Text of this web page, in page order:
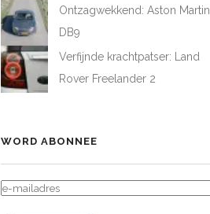
Ontzagwekkend: Aston Martin
DB9
Verfijnde krachtpatser: Land
Rover Freelander 2
WORD ABONNEE
E-